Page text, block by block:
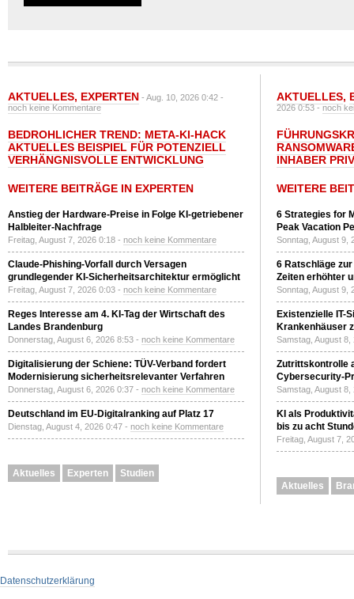
AKTUELLES, EXPERTEN - Aug. 10, 2026 0:42 -
noch keine Kommentare
BEDROHLICHER TREND: META-KI-HACK
AKTUELLES BEISPIEL FÜR POTENZIELL
VERHÄNGNISVOLLE ENTWICKLUNG
WEITERE BEITRÄGE IN EXPERTEN
Anstieg der Hardware-Preise in Folge KI-getriebener
Halbleiter-Nachfrage
Freitag, August 7, 2026 0:18 - noch keine Kommentare
Claude-Phishing-Vorfall durch Versagen
grundlegender KI-Sicherheitsarchitektur ermöglicht
Freitag, August 7, 2026 0:03 - noch keine Kommentare
Reges Interesse am 4. KI-Tag der Wirtschaft des
Landes Brandenburg
Donnerstag, August 6, 2026 8:53 - noch keine Kommentare
Digitalisierung der Schiene: TÜV-Verband fordert
Modernisierung sicherheitsrelevanter Verfahren
Donnerstag, August 6, 2026 0:37 - noch keine Kommentare
Deutschland im EU-Digitalranking auf Platz 17
Dienstag, August 4, 2026 0:47 - noch keine Kommentare
Aktuelles Experten Studien
AKTUELLES,
2026 0:53 -noch
INHABER
WEITERE
6 Strategies for
Peak Vacation
Sonntag, August 9,
6 Ratschläge
Zeiten erhöhter
Sonntag, August 9,
Existenzielle IT-
Krankenhäuser
Samstag, August
Zutrittskontrolle
Cybersecurity-
Samstag, August
KI als
bis zu acht
Freitag, August 7,
Aktuelles
Datenschutzerklärung